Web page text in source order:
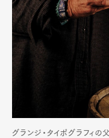
グランジ・タイポグラフィの